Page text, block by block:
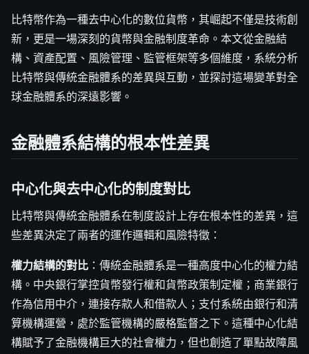
比特幣作為一種去中心化的數位貨幣，其崛起不僅是技術創
新，更是一場深刻的貨幣與金融制度革命。本文從金融結
構、資產配置、風險管理、監管框架等多個維度，系統分析
比特幣與傳統金融體系的差異與互動，並探討這場變革對全
球金融體系的深遠影響。
金融體系結構的根本性差異
中心化與去中心化的制度對比
比特幣與傳統金融體系在制度設計上存在根本性的差異，這
些差異決定了兩者的運作邏輯和風險特徵：
權力結構的對比 ：傳統金融體系是一種高度中心化的權力結
構。中央銀行掌控貨幣發行權和貨幣政策制定權；商業銀行
作為信用中介，連接存款人和借款人；支付系統由銀行和清
算機構運營，處於監管機構的嚴格監督之下。這種中心化結
構賦予了金融機構巨大的社會權力，但也創造了單點故障風